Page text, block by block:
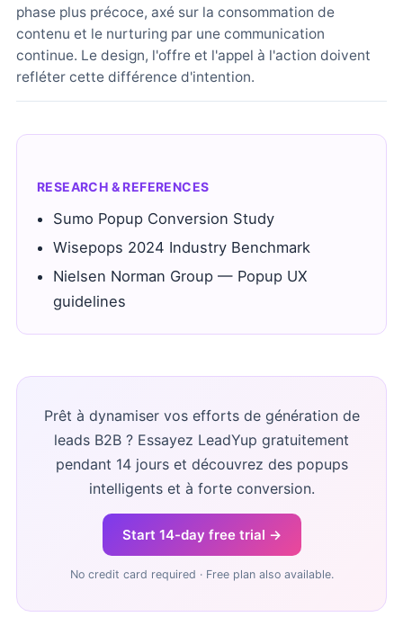
phase plus précoce, axé sur la consommation de
contenu et le nurturing par une communication
continue. Le design, l'offre et l'appel à l'action doivent
refléter cette différence d'intention.
RESEARCH & REFERENCES
Sumo Popup Conversion Study
Wisepops 2024 Industry Benchmark
Nielsen Norman Group — Popup UX
guidelines
Prêt à dynamiser vos efforts de génération de
leads B2B ? Essayez LeadYup gratuitement
pendant 14 jours et découvrez des popups
intelligents et à forte conversion.
Start 14-day free trial →
No credit card required · Free plan also available.